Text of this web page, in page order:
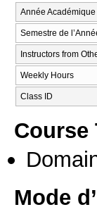
Année Académique
Semestre de
Instructors from
Weekly Hours
Class ID
Course
Mode